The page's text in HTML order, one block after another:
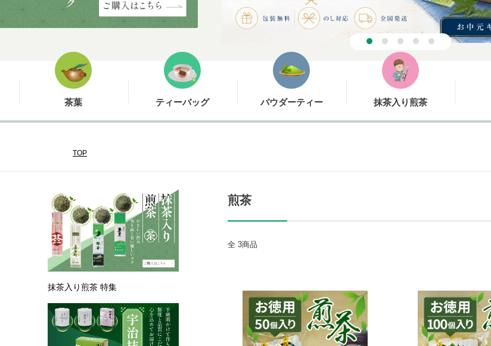
茶葉 ティーバッグ パウダーティー 抹茶入り煎茶
TOP
煎茶
全 3商品